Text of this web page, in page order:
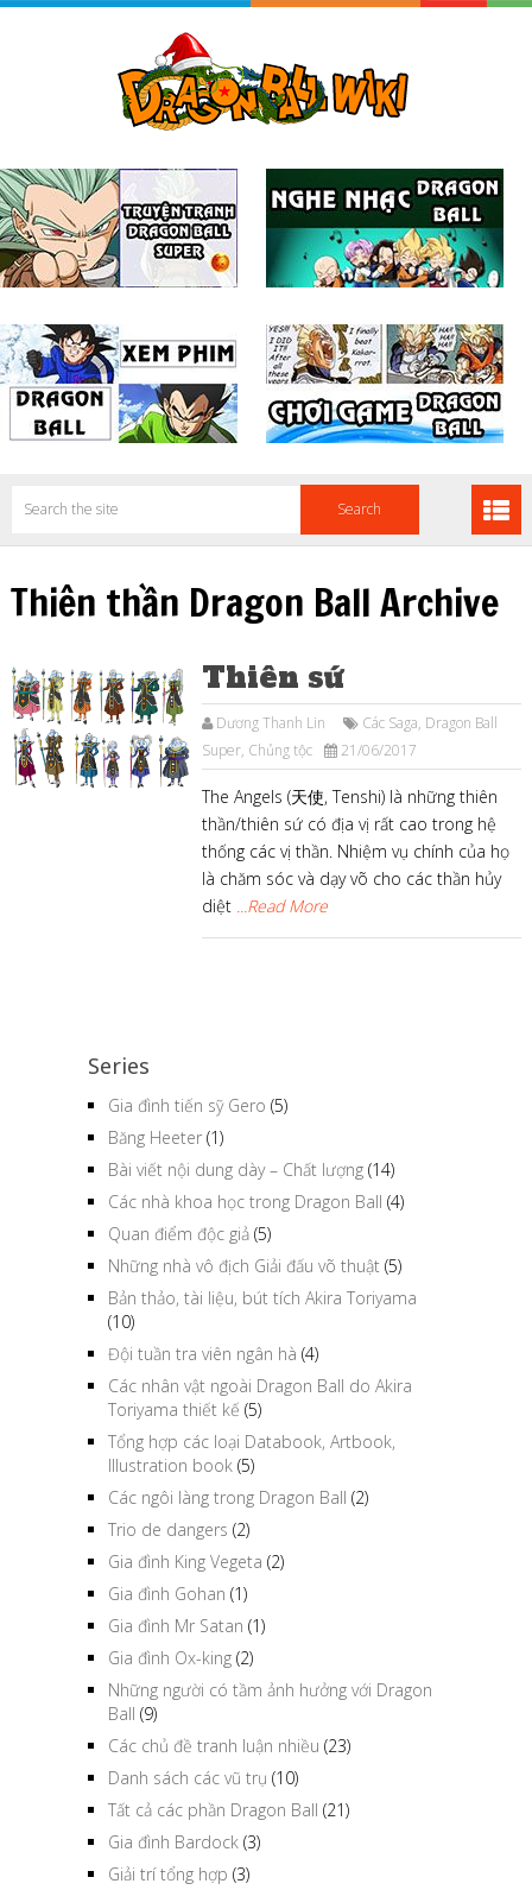
Thiên thần Dragon Ball Archive
Thiên sứ
Dương Thanh Lin Các Saga, Dragon Ball
Super, Chủng tộc 21/06/2017
The Angels (天使, Tenshi) là những thiên
thần/thiên sứ có địa vị rất cao trong hệ
thống các vị thần. Nhiệm vụ chính của họ
là chăm sóc và dạy võ cho các thần hủy
diệt ...Read More
Series
Gia đình tiến sỹ Gero (5)
Băng Heeter (1)
Bài viết nội dung dày – Chất lượng (14)
Các nhà khoa học trong Dragon Ball (4)
Quan điểm độc giả (5)
Những nhà vô địch Giải đấu võ thuật (5)
Bản thảo, tài liệu, bút tích Akira Toriyama
(10)
Đội tuần tra viên ngân hà (4)
Các nhân vật ngoài Dragon Ball do Akira
Toriyama thiết kế (5)
Tổng hợp các loại Databook, Artbook,
Illustration book (5)
Các ngôi làng trong Dragon Ball (2)
Trio de dangers (2)
Gia đình King Vegeta (2)
Gia đình Gohan (1)
Gia đình Mr Satan (1)
Gia đình Ox-king (2)
Những người có tầm ảnh hưởng với Dragon
Ball (9)
Các chủ đề tranh luận nhiều (23)
Danh sách các vũ trụ (10)
Tất cả các phần Dragon Ball (21)
Gia đình Bardock (3)
Giải trí tổng hợp (3)